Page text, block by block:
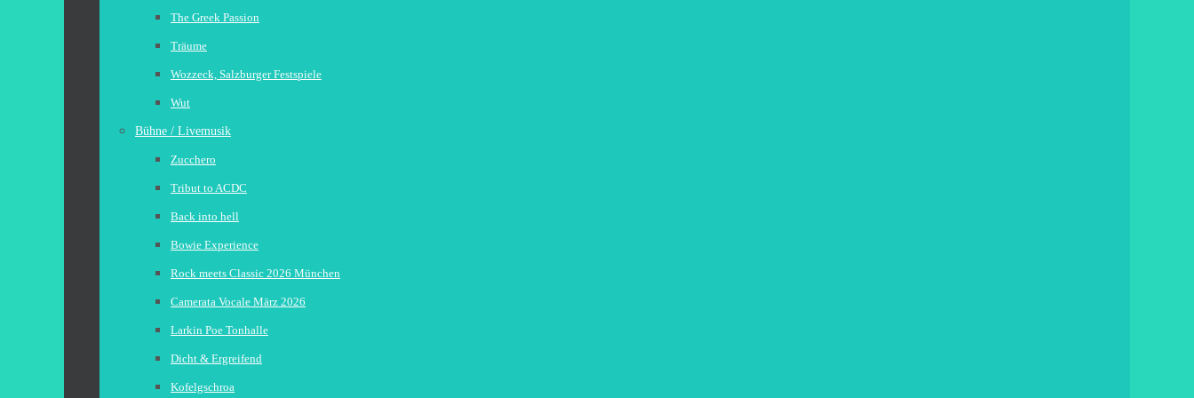
The Greek Passion
Träume
Wozzeck, Salzburger Festspiele
Wut
Bühne / Livemusik
Zucchero
Tribut to ACDC
Back into hell
Bowie Experience
Rock meets Classic 2026 München
Camerata Vocale März 2026
Larkin Poe Tonhalle
Dicht & Ergreifend
Kofelgschroa